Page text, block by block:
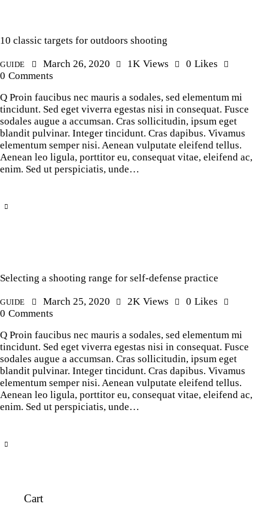
10 classic targets for outdoors shooting
GUIDE March 26, 2020 1K Views 0 Likes
0 Comments
Q Proin faucibus nec mauris a sodales, sed elementum mi
tincidunt. Sed eget viverra egestas nisi in consequat. Fusce
sodales augue a accumsan. Cras sollicitudin, ipsum eget
blandit pulvinar. Integer tincidunt. Cras dapibus. Vivamus
elementum semper nisi. Aenean vulputate eleifend tellus.
Aenean leo ligula, porttitor eu, consequat vitae, eleifend ac,
enim. Sed ut perspiciatis, unde…
Selecting a shooting range for self-defense practice
GUIDE March 25, 2020 2K Views 0 Likes
0 Comments
Q Proin faucibus nec mauris a sodales, sed elementum mi
tincidunt. Sed eget viverra egestas nisi in consequat. Fusce
sodales augue a accumsan. Cras sollicitudin, ipsum eget
blandit pulvinar. Integer tincidunt. Cras dapibus. Vivamus
elementum semper nisi. Aenean vulputate eleifend tellus.
Aenean leo ligula, porttitor eu, consequat vitae, eleifend ac,
enim. Sed ut perspiciatis, unde…
Cart